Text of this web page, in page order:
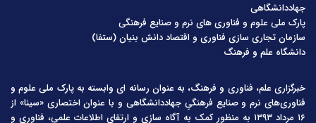
جهاددانشگاهی
پارک ملی علوم و فناوری های نرم و صنایع فرهنگی
سازمان تجاری سازی فناوری و اقتصاد دانش بنیان (ستفا)
دانشگاه علم و فرهنگ
خبرگزاری علم، فناوری و فرهنگ، به عنوان رسانه ای وابسته به پارک ملی علوم و
فناوری‌های نرم و صنایع فرهنگیِ جهاددانشگاهی و با عنوان اختصاری «سینا» از
۱۶ مرداد ۱۳۹۳ به منظور کمک به آگاه سازی و ارتقای اطلاعات علمی، فناوری و